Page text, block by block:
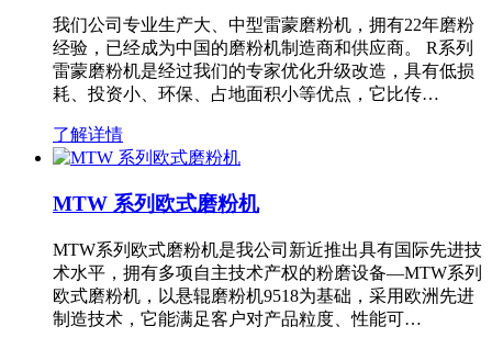
我们公司专业生产大、中型雷蒙磨粉机，拥有22年磨粉
经验，已经成为中国的磨粉机制造商和供应商。 R系列
雷蒙磨粉机是经过我们的专家优化升级改造，具有低损
耗、投资小、环保、占地面积小等优点，它比传…
了解详情
MTW 系列欧式磨粉机
MTW系列欧式磨粉机是我公司新近推出具有国际先进技
术水平，拥有多项自主技术产权的粉磨设备—MTW系列
欧式磨粉机，以悬辊磨粉机9518为基础，采用欧洲先进
制造技术，它能满足客户对产品粒度、性能可…